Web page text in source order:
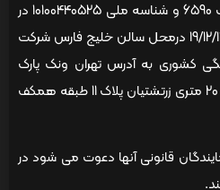
ورابر(سهامی عام) به شماره ثبت 6590 و شناسه ملی 10100440525 در
ساعت 15:00 روز شنبه مورخ 19/12/1402 درمحل سالن خلیج فارس شرکت
کشوری به آدرس تهران ونک پارک
خیابان 20 متری گلستان خیابان 20 متری زرتشتیان پلاک 11 طبقه همکف
قانونی آنها دعوت می شود در